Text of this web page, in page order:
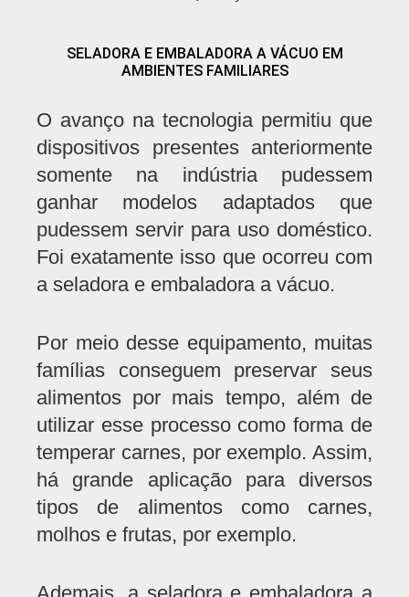
SELADORA E EMBALADORA A VÁCUO EM
AMBIENTES FAMILIARES
O avanço na tecnologia permitiu que
dispositivos presentes anteriormente
somente na indústria pudessem
ganhar modelos adaptados que
pudessem servir para uso doméstico.
Foi exatamente isso que ocorreu com
a seladora e embaladora a vácuo.
Por meio desse equipamento, muitas
famílias conseguem preservar seus
alimentos por mais tempo, além de
utilizar esse processo como forma de
temperar carnes, por exemplo. Assim,
há grande aplicação para diversos
tipos de alimentos como carnes,
molhos e frutas, por exemplo.